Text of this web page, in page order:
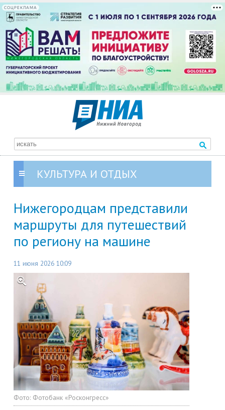
СОЦРЕКЛАМА
КУЛЬТУРА И ОТДЫХ
Нижегородцам представили
маршруты для путешествий
по региону на машине
11 июня 2026 10:09
Фото: Фотобанк «Росконгресс»